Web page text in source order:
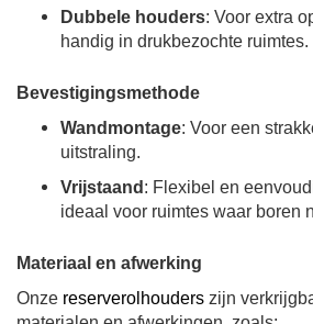
Dubbele houders: Voor extra
handig in drukbezochte ruimtes.
Bevestigingsmethode
Wandmontage: Voor een
uitstraling.
Vrijstaand : Flexibel en
ideaal voor ruimtes waar boren
Materiaal en afwerking
Onze reserverolhouders zijn